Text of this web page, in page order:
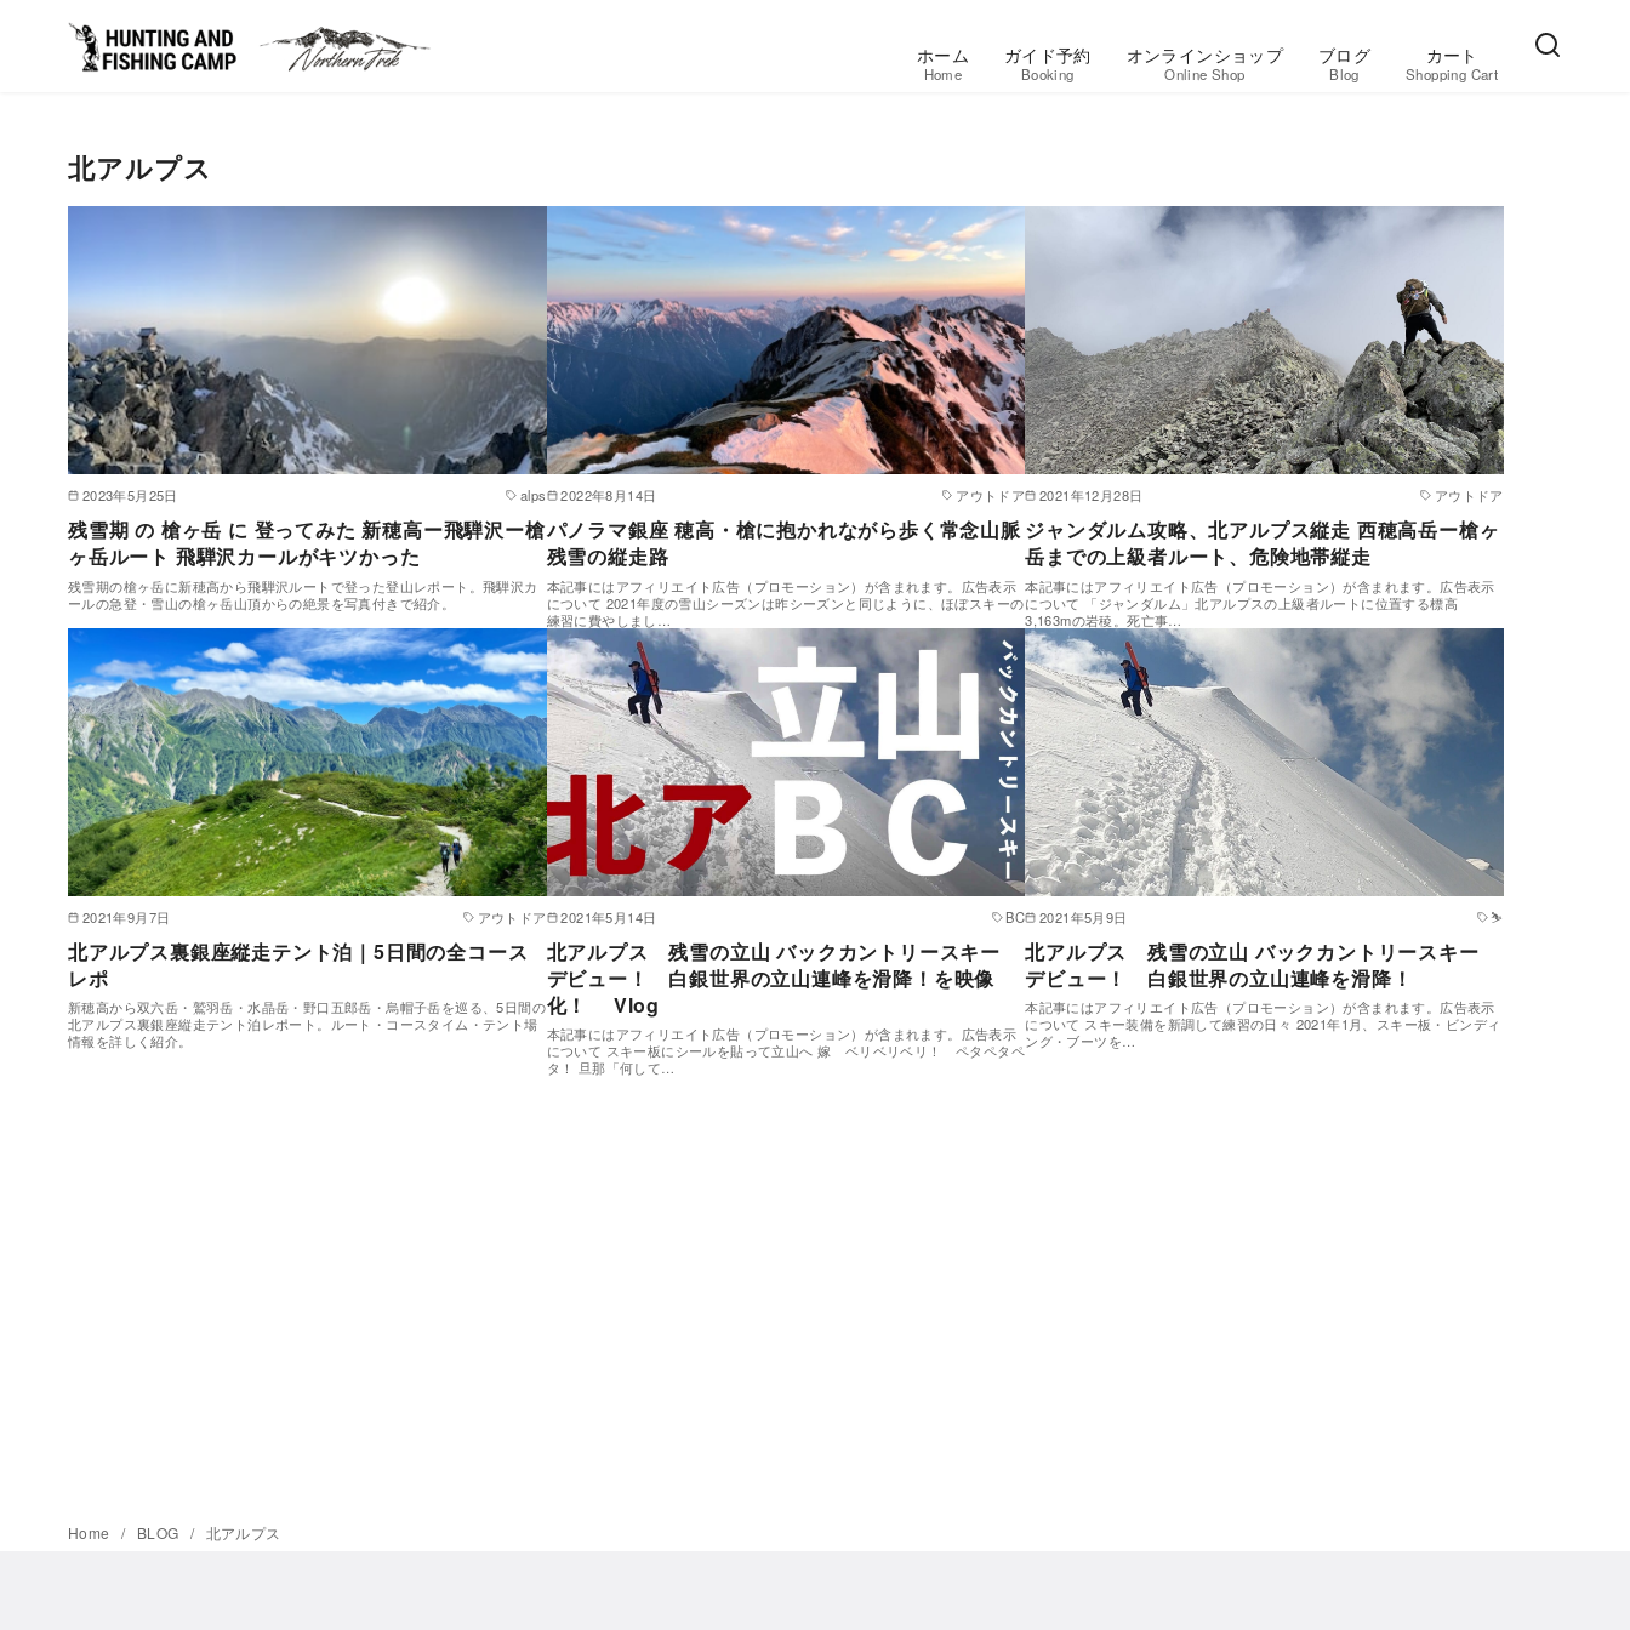
ホーム
Home
ガイド予約
Booking
オンラインショップ
Online Shop
ブログ
Blog
カート
Shopping Cart
北アルプス
2023年5月25日 alps
残雪期 の 槍ヶ岳 に 登ってみた 新穂高ー飛騨沢ー槍
ヶ岳ルート 飛騨沢カールがキツかった
残雪期の槍ヶ岳に新穂高から飛騨沢ルートで登った登山レポート。飛騨沢カ
ールの急登・雪山の槍ヶ岳山頂からの絶景を写真付きで紹介。
2022年8月14日 アウトドア
パノラマ銀座 穂高・槍に抱かれながら歩く常念山脈
残雪の縦走路
本記事にはアフィリエイト広告（プロモーション）が含まれます。広告表示
について 2021年度の雪山シーズンは昨シーズンと同じように、ほぼスキーの
練習に費やしまし…
2021年12月28日 アウトドア
ジャンダルム攻略、北アルプス縦走 西穂高岳ー槍ヶ
岳までの上級者ルート、危険地帯縦走
本記事にはアフィリエイト広告（プロモーション）が含まれます。広告表示
について 「ジャンダルム」北アルプスの上級者ルートに位置する標高
3,163mの岩稜。死亡事…
2021年9月7日 アウトドア
北アルプス裏銀座縦走テント泊｜5日間の全コース
レポ
新穂高から双六岳・鷲羽岳・水晶岳・野口五郎岳・烏帽子岳を巡る、5日間の
北アルプス裏銀座縦走テント泊レポート。ルート・コースタイム・テント場
情報を詳しく紹介。
2021年5月14日 BC
北アルプス 残雪の立山 バックカントリースキー
デビュー！ 白銀世界の立山連峰を滑降！を映像
化！ Vlog
本記事にはアフィリエイト広告（プロモーション）が含まれます。広告表示
について スキー板にシールを貼って立山へ 嫁 ベリベリベリ！ ペタペタペ
タ！ 旦那「何して…
2021年5月9日 ⛷
北アルプス 残雪の立山 バックカントリースキー
デビュー！ 白銀世界の立山連峰を滑降！
本記事にはアフィリエイト広告（プロモーション）が含まれます。広告表示
について スキー装備を新調して練習の日々 2021年1月、スキー板・ビンディ
ング・ブーツを…
Home BLOG 北アルプス